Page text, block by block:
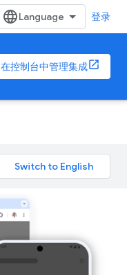
登录
在控制台中管理集成